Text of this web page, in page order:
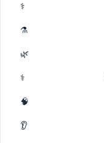
⚕️
⚗️
🌿
⚕️
🧠
👂